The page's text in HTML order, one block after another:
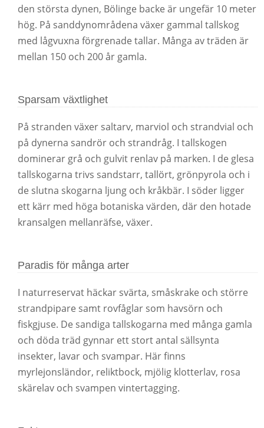
den största dynen, Bölinge backe är ungefär 10 meter
hög. På sanddynområdena växer gammal tallskog
med lågvuxna förgrenade tallar. Många av träden är
mellan 150 och 200 år gamla.
Sparsam växtlighet
På stranden växer saltarv, marviol och strandvial och
på dynerna sandrör och strandråg. I tallskogen
dominerar grå och gulvit renlav på marken. I de glesa
tallskogarna trivs sandstarr, tallört, grönpyrola och i
de slutna skogarna ljung och kråkbär. I söder ligger
ett kärr med höga botaniska värden, där den hotade
kransalgen mellanräfse, växer.
Paradis för många arter
I naturreservat häckar svärta, småskrake och större
strandpipare samt rovfåglar som havsörn och
fiskgjuse. De sandiga tallskogarna med många gamla
och döda träd gynnar ett stort antal sällsynta
insekter, lavar och svampar. Här finns
myrlejonsländor, reliktbock, mjölig klotterlav, rosa
skärelav och svampen vintertagging.